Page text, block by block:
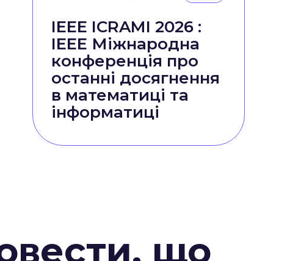
IEEE ICRAMI 2026 :
IEEE Міжнародна
конференція про
останні досягнення
в математиці та
інформатиці
що